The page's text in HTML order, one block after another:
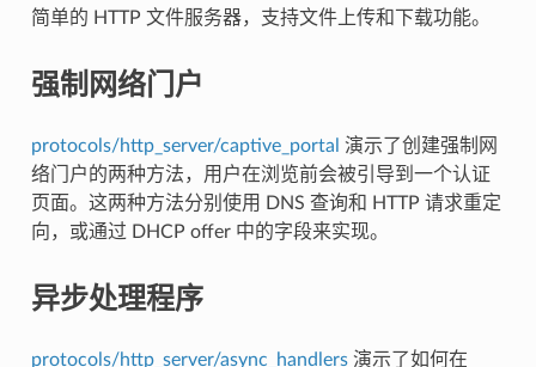
简单的 HTTP 文件服务器，支持文件上传和下载功能。
强制网络门户
protocols/http_server/captive_portal 演示了创建强制网
络门户的两种方法，用户在浏览前会被引导到一个认证
页面。这两种方法分别使用 DNS 查询和 HTTP 请求重定
向，或通过 DHCP offer 中的字段来实现。
异步处理程序
protocols/http_server/async_handlers演示了如何在